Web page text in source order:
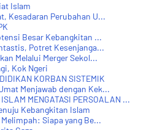
Islam
Kesadaran Perubahan U...
Besar Kebangkitan ...
Potret Kesenjanga...
Melalui Merger Sekol...
Kok Ngeri
KORBAN SISTEMIK
Menjawab dengan Kek...
MENGATASI PERSOALAN ...
Kebangkitan Islam
Siapa yang Be...